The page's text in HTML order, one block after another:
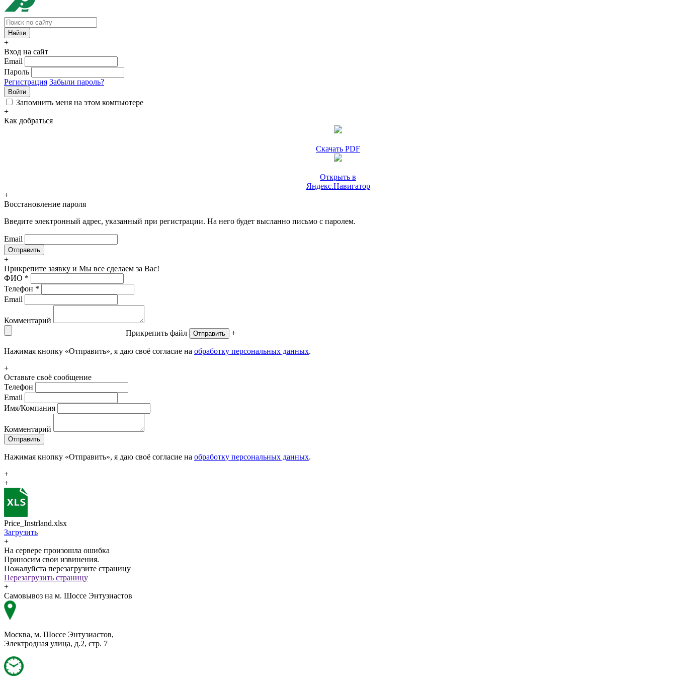
+
Вход на сайт
Email
Пароль
Регистрация Забыли пароль?
Войти
Запомнить меня на этом компьютере
+
Как добраться
Скачать PDF
Открыть в
Яндекс.Навигатор
+
Восстановление пароля
Введите электронный адрес, указанный при регистрации. На него будет высланно письмо с паролем.
Email
+
Прикрепите заявку и Мы все сделаем за Вас!
ФИО *
Телефон *
Email
Комментарий
Прикрепить файл
Отправить +
Нажимая кнопку «Отправить», я даю своё согласие на обработку персональных данных.
+
Оставьте своё сообщение
Телефон
Email
Имя/Компания
Комментарий
Отправить
Нажимая кнопку «Отправить», я даю своё согласие на обработку персональных данных.
+
+
Price_Instrland.xlsx
Загрузить
+
На сервере произошла ошибка
Приносим свои извинения.
Пожалуйста перезагрузите страницу
Перезагрузить страницу
+
Самовывоз на м. Шоссе Энтузиастов
Москва, м. Шоссе Энтузиастов,
Электродная улица, д.2, стр. 7